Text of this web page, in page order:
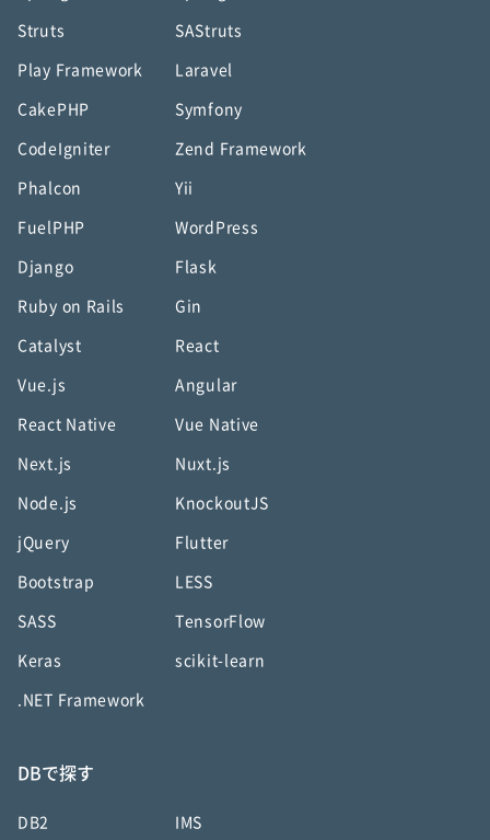
Struts SAStruts
Play Framework Laravel
CakePHP Symfony
CodeIgniter Zend Framework
Phalcon Yii
FuelPHP WordPress
Django Flask
Ruby on Rails Gin
Catalyst React
Vue.js Angular
React Native Vue Native
Next.js Nuxt.js
Node.js KnockoutJS
jQuery Flutter
Bootstrap LESS
SASS TensorFlow
Keras scikit-learn
.NET Framework
DBで探す
DB2 IMS